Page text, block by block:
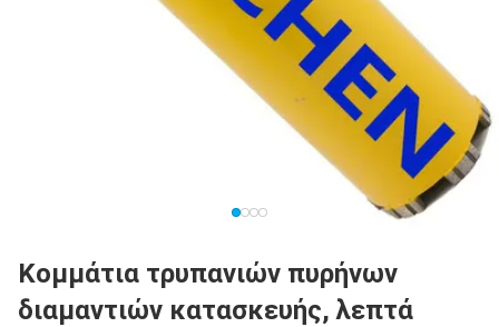
Κομμάτια τρυπανιών πυρήνων
διαμαντιών κατασκευής, λεπτά